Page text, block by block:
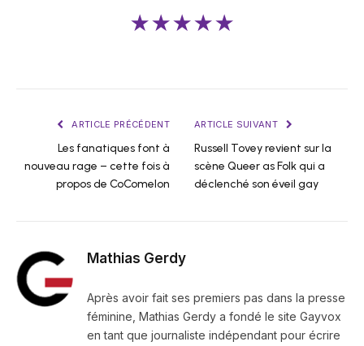
★★★★★
ARTICLE PRÉCÉDENT
Les fanatiques font à
nouveau rage – cette fois à
propos de CoComelon
ARTICLE SUIVANT
Russell Tovey revient sur la
scène Queer as Folk qui a
déclenché son éveil gay
Mathias Gerdy
Après avoir fait ses premiers pas dans la presse
féminine, Mathias Gerdy a fondé le site Gayvox
en tant que journaliste indépendant pour écrire